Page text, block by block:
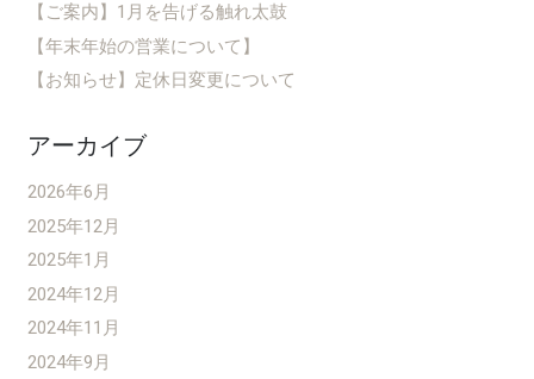
【ご案内】1月を告げる触れ太鼓
【年末年始の営業について】
【お知らせ】定休日変更について
アーカイブ
2026年6月
2025年12月
2025年1月
2024年12月
2024年11月
2024年9月